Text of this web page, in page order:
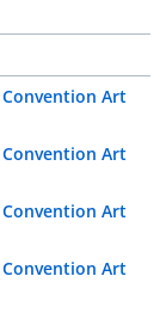
Art
Art
Art
Art